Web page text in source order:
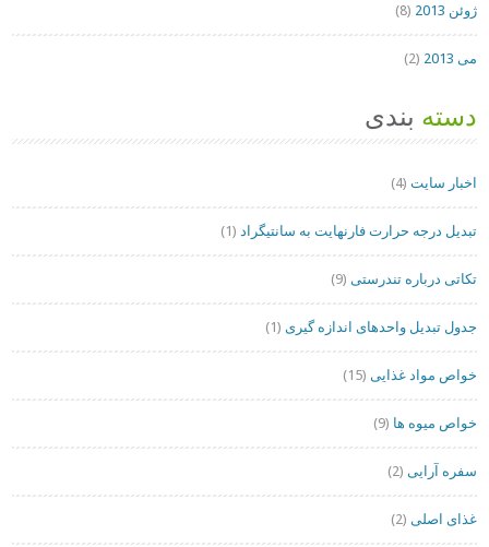
ژوئن 2013 (8)
می 2013 (2)
دسته بندی
اخبار سایت (4)
تبدیل درجه حرارت فارنهایت به سانتیگراد (1)
تکاتی درباره تندرستی (9)
جدول تبدیل واحدهای اندازه گیری (1)
خواص مواد غذایی (15)
خواص میوه ها (9)
سفره آرایی (2)
غذای اصلی (2)